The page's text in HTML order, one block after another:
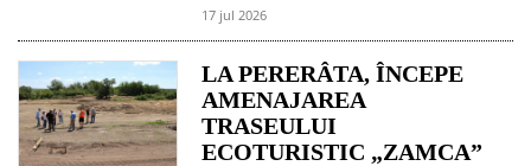
17 jul 2026
LA PERERÂTA, ÎNCEPE
AMENAJAREA
TRASEULUI
ECOTURISTIC „ZAMCA”